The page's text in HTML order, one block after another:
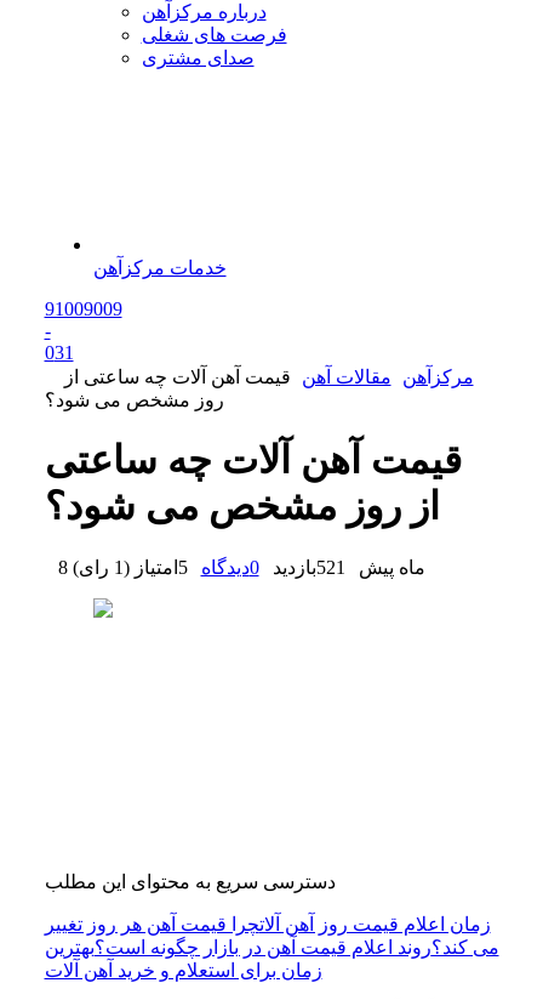
درباره مرکزآهن
فرصت های شغلی
صدای مشتری
خدمات مرکزآهن
91009009
-
031
مرکزآهن
مقالات آهن
قیمت آهن آلات چه ساعتی از
روز مشخص می شود؟
قیمت آهن آلات چه ساعتی
از روز مشخص می شود؟
8 ماه پیش 521بازدید 0دیدگاه 5 امتیاز (1 رای )
دسترسی سریع به محتوای این مطلب
زمان اعلام قیمت روز آهن آلاتچرا قیمت آهن هر روز تغییر
می کند؟روند اعلام قیمت آهن در بازار چگونه است؟بهترین
زمان برای استعلام و خرید آهن آلات